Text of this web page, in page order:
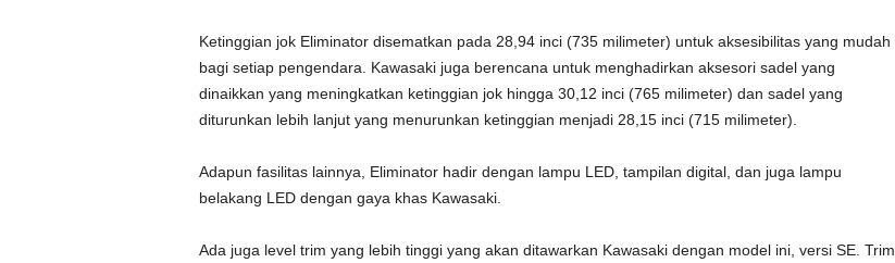
Ketinggian jok Eliminator disematkan pada 28,94 inci (735 milimeter) untuk aksesibilitas yang mudah
bagi setiap pengendara. Kawasaki juga berencana untuk menghadirkan aksesori sadel yang
dinaikkan yang meningkatkan ketinggian jok hingga 30,12 inci (765 milimeter) dan sadel yang
diturunkan lebih lanjut yang menurunkan ketinggian menjadi 28,15 inci (715 milimeter).
Adapun fasilitas lainnya, Eliminator hadir dengan lampu LED, tampilan digital, dan juga lampu
belakang LED dengan gaya khas Kawasaki.
Ada juga level trim yang lebih tinggi yang akan ditawarkan Kawasaki dengan model ini, versi SE. Trim